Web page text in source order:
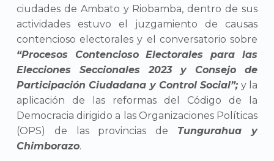
ciudades de Ambato y Riobamba, dentro de sus
actividades estuvo el juzgamiento de causas
contencioso electorales y el conversatorio sobre
“Procesos Contencioso Electorales para las
Elecciones Seccionales 2023 y Consejo de
Participación Ciudadana y Control Social”;y la
aplicación de las reformas del Código de la
Democracia dirigido a las Organizaciones Políticas
(OPS) de las provincias de Tungurahua y
Chimborazo.